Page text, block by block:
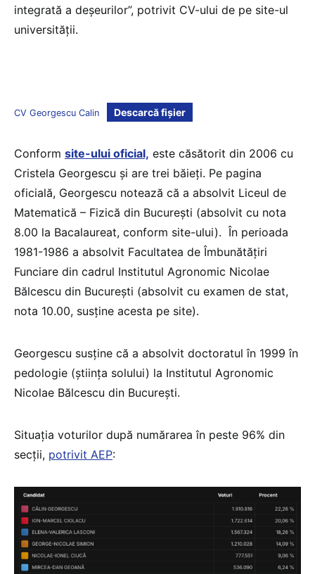
integrată a deșeurilor”, potrivit CV-ului de pe site-ul
universității.
CV Georgescu Calin Descarcă fișier
Conform site-ului oficial, este căsătorit din 2006 cu
Cristela Georgescu și are trei băieți. Pe pagina
oficială, Georgescu notează că a absolvit Liceul de
Matematică – Fizică din București (absolvit cu nota
8.00 la Bacalaureat, conform site-ului). În perioada
1981-1986 a absolvit Facultatea de Îmbunătățiri
Funciare din cadrul Institutul Agronomic Nicolae
Bălcescu din București (absolvit cu examen de stat,
nota 10.00, susține acesta pe site).
Georgescu susține că a absolvit doctoratul în 1999 în
pedologie (știința solului) la Institutul Agronomic
Nicolae Bălcescu din București.
Situația voturilor după numărarea în peste 96% din
secții, potrivit AEP: